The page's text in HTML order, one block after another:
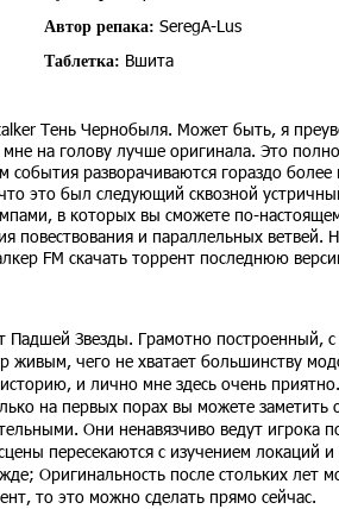
Автор репака: SeregA-Lus
Таблетка: Вшита
Тень Чернобыля. Может быть, я
на голову лучше оригинала. Это
события разворачиваются гораздо
это был следующий сквозной
в которых вы сможете по-
повествования и параллельных
FM скачать торрент последнюю
Падшей Звезды. Грамотно
живым, чего не хватает большинству
и лично мне здесь очень
на первых порах вы можете
Они ненавязчиво ведут
пересекаются с изучением
Оригинальность после стольких
то это можно сделать прямо сейчас.